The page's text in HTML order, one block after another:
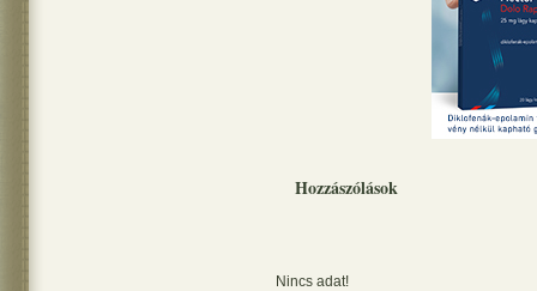
Hozzászólások
Nincs adat!